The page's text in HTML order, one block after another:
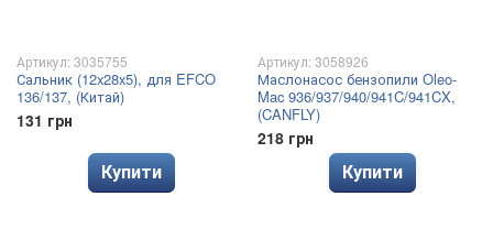
Артикул: 3035755
Сальник (12x28x5), для EFCO
136/137, (Китай)
131 грн
Купити
Артикул: 3058926
Маслонасос бензопили Oleo-
Mac 936/937/940/941C/941CX,
(CANFLY)
218 грн
Купити